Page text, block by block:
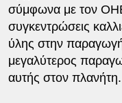
σύμφωνα με τον
συγκεντρώσεις
ύλης στην
μεγαλύτερος
αυτής στον πλανήτη.